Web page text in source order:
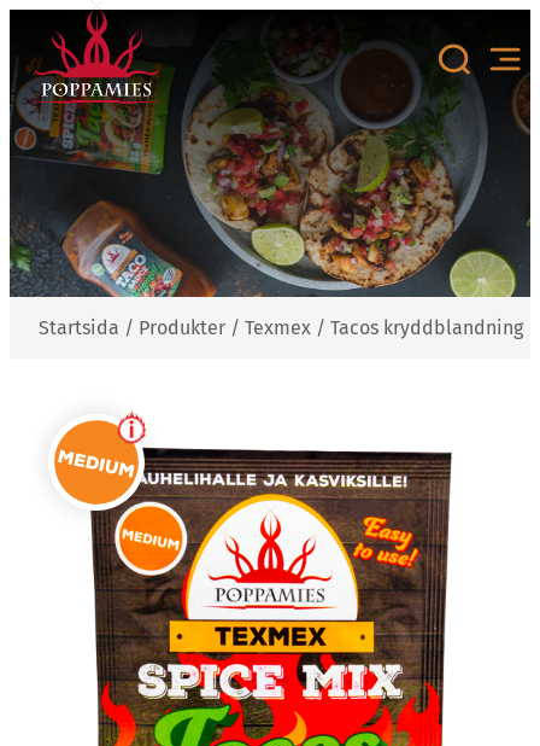
innehåll
Startsida / Produkter / Texmex / Tacos kryddblandning